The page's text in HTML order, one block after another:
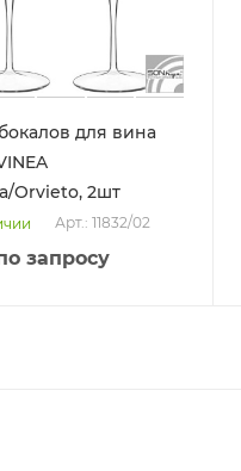
для вина
Orvieto, 2шт
Арт.: 11832/02
запросу